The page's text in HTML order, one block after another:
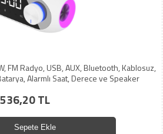
FM Radyo, USB, AUX, Bluetooth, Kablosuz,
Alarmlı Saat, Derece ve Speaker
536,20 TL
Sepete Ekle